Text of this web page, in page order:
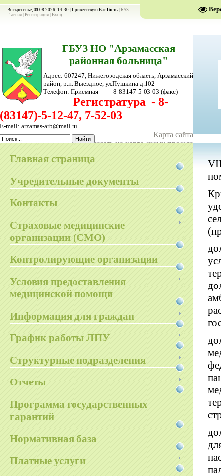
Воскресенье, 09.08.2026, 14:30 | Приветствую Вас Гость RSS
Главная Регистрация Вход
ГБУЗ НО "Арзамасская
районная больница"
Адрес: 607247, Нижегородская область, Арзамасский
район, р.п. Выездное, ул.Пушкина д.102
Телефон: Приемная - 8-83147-5-03-03 (факс)
Регистратура - 8-
(83147)-5-12-47, 7-52-03
E-mail: arzamas-arb@mail.ru
Карта сайта
Показать на карте схему проезда
Главная страница
Учредительные документы
Контакты
Страховые медицинские
организации (СМО)
Контролирующие организации
Условия предоставления
медицинской помощи
Информация для граждан
График работы ЛПУ
Структурные подразделения
Отчеты
Программа государственных
гарантий
Нормативная база
Платные услуги